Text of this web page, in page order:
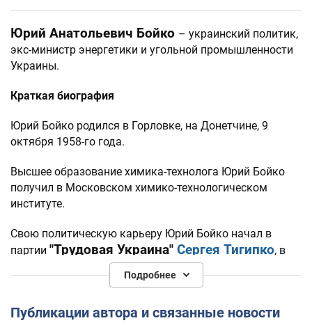
Юрий Анатольевич Бойко – украинский политик,
экс-министр энергетики и угольной промышленности
Украины.
Краткая биография
Юрий Бойко родился в Горловке, на Донетчине, 9
октября 1958-го года.
Высшее образование химика-технолога Юрий Бойко
получил в Московском химико-технологическом
институте.
Свою политическую карьеру Юрий Бойко начал в
партии "Трудовая Украина" Сергея Тигипко, в
которую Бойко вступил в 2001-м году.
руководителяНАК "Нафтогаз", которым
Подробнее
Публикации автора и связанные новости